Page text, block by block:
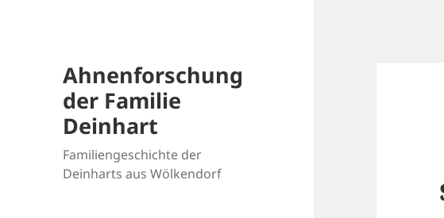
Ahnenforschung
der Familie
Deinhart
Familiengeschichte der
Deinharts aus Wölkendorf